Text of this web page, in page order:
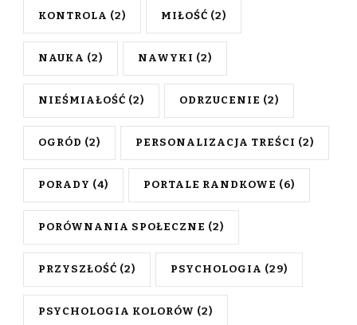
KONTROLA (2) MIŁOŚĆ (2)
NAUKA (2) NAWYKI (2)
NIEŚMIAŁOŚĆ (2) ODRZUCENIE (2)
OGRÓD (2) PERSONALIZACJA TREŚCI (2)
PORADY (4) PORTALE RANDKOWE (6)
PORÓWNANIA SPOŁECZNE (2)
PRZYSZŁOŚĆ (2) PSYCHOLOGIA (29)
PSYCHOLOGIA KOLORÓW (2)